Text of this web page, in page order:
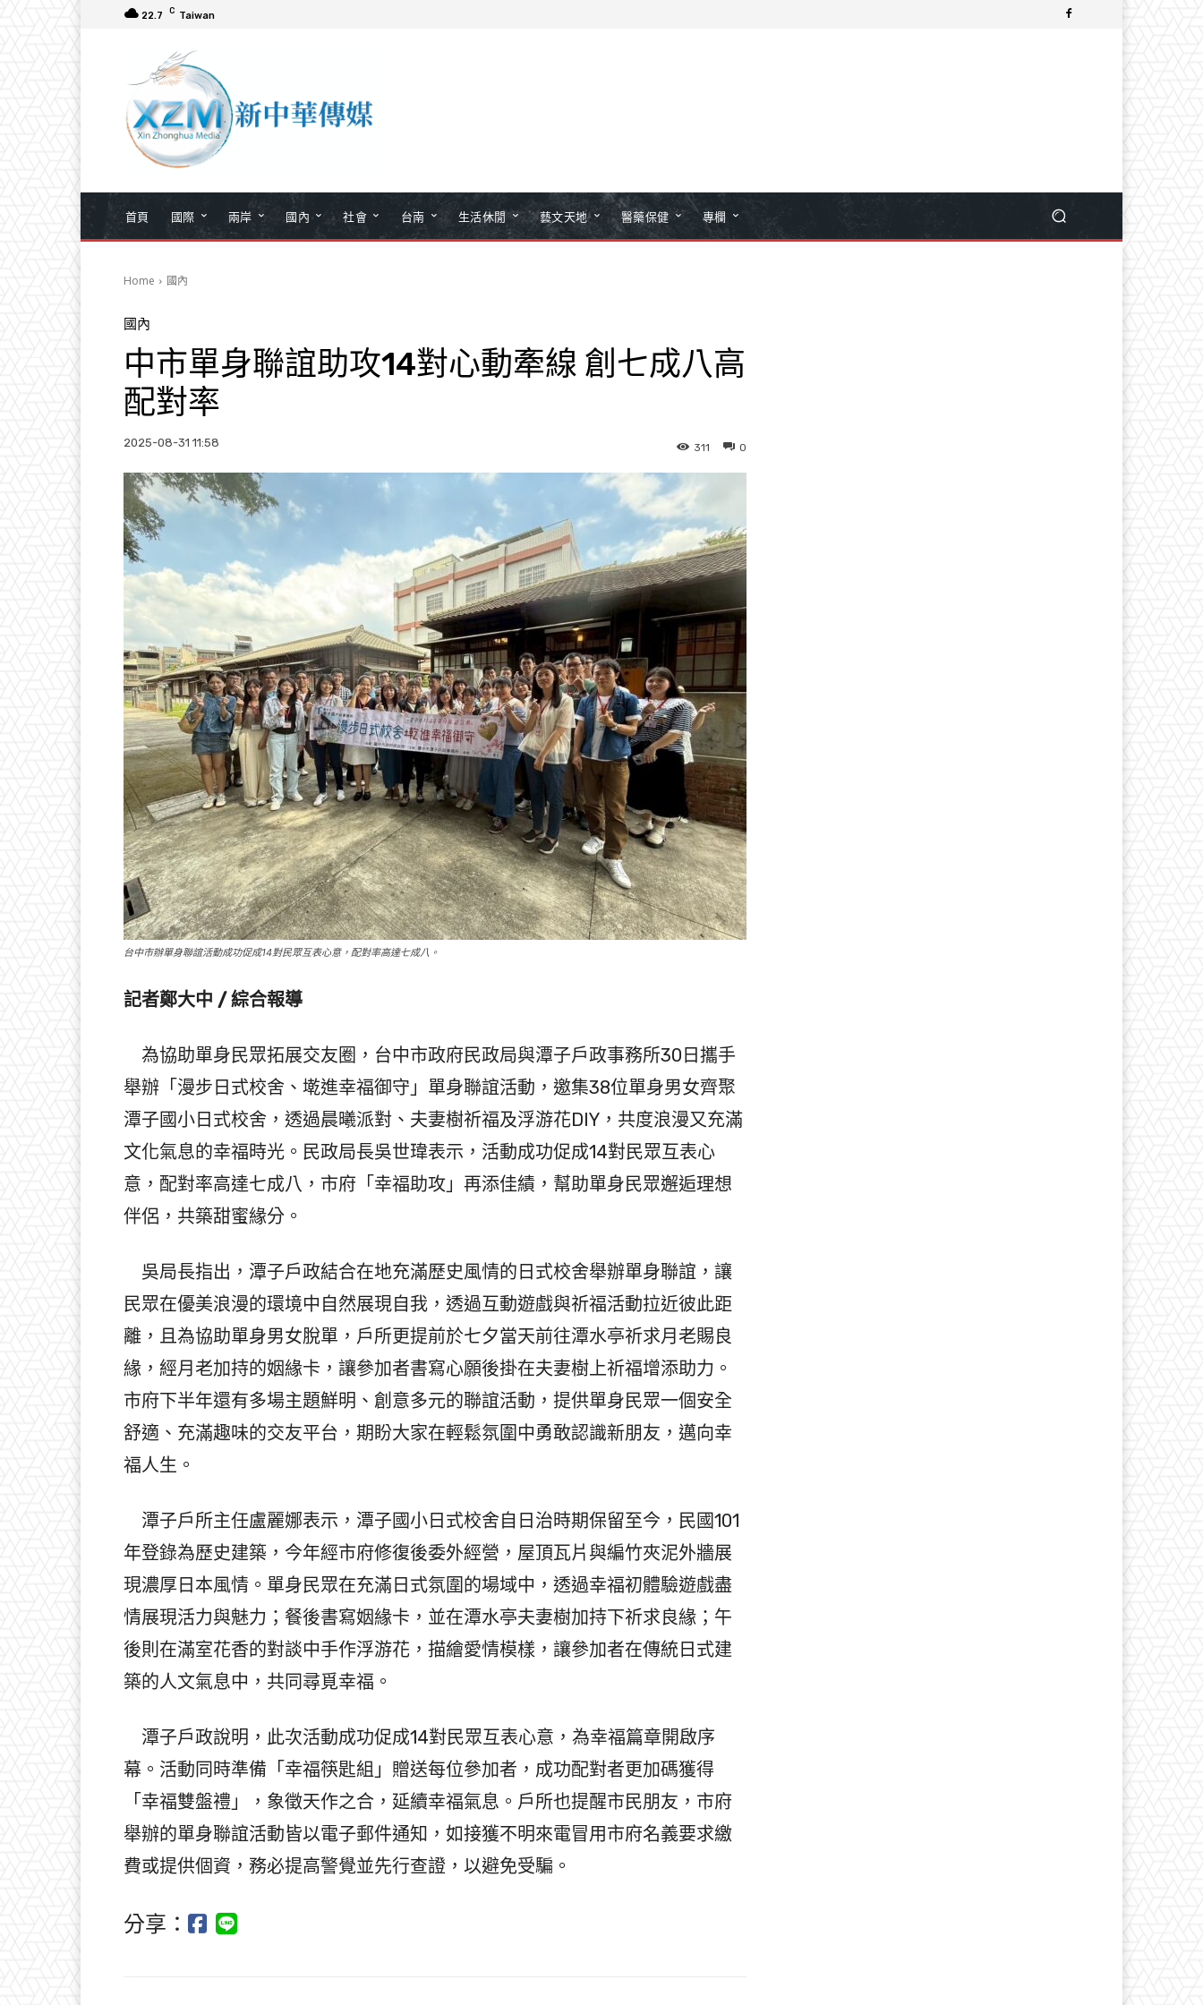
22.7 C Taiwan
首頁 國際 兩岸 國內 社會 台南 生活休閒 藝文天地 醫藥保健 專欄
Home 國內
國內
中市單身聯誼助攻14對心動牽線 創七成八高
配對率
2025-08-31 11:58 0
311
台中市辦單身聯誼活動成功促成14對民眾互表心意，配對率高達七成八。
記者鄭大中 / 綜合報導
為協助單身民眾拓展交友圈，台中市政府民政局與潭子戶政事務所30日攜手
舉辦「漫步日式校舍、墘進幸福御守」單身聯誼活動，邀集38位單身男女齊聚
潭子國小日式校舍，透過晨曦派對、夫妻樹祈福及浮游花DIY，共度浪漫又充滿
文化氣息的幸福時光。民政局長吳世瑋表示，活動成功促成14對民眾互表心
意，配對率高達七成八，市府「幸福助攻」再添佳績，幫助單身民眾邂逅理想
伴侶，共築甜蜜緣分。
吳局長指出，潭子戶政結合在地充滿歷史風情的日式校舍舉辦單身聯誼，讓
民眾在優美浪漫的環境中自然展現自我，透過互動遊戲與祈福活動拉近彼此距
離，且為協助單身男女脫單，戶所更提前於七夕當天前往潭水亭祈求月老賜良
緣，經月老加持的姻緣卡，讓參加者書寫心願後掛在夫妻樹上祈福增添助力。
市府下半年還有多場主題鮮明、創意多元的聯誼活動，提供單身民眾一個安全
舒適、充滿趣味的交友平台，期盼大家在輕鬆氛圍中勇敢認識新朋友，邁向幸
福人生。
潭子戶所主任盧麗娜表示，潭子國小日式校舍自日治時期保留至今，民國101
年登錄為歷史建築，今年經市府修復後委外經營，屋頂瓦片與編竹夾泥外牆展
現濃厚日本風情。單身民眾在充滿日式氛圍的場域中，透過幸福初體驗遊戲盡
情展現活力與魅力；餐後書寫姻緣卡，並在潭水亭夫妻樹加持下祈求良緣；午
後則在滿室花香的對談中手作浮游花，描繪愛情模樣，讓參加者在傳統日式建
築的人文氣息中，共同尋覓幸福。
潭子戶政說明，此次活動成功促成14對民眾互表心意，為幸福篇章開啟序
幕。活動同時準備「幸福筷匙組」贈送每位參加者，成功配對者更加碼獲得
「幸福雙盤禮」，象徵天作之合，延續幸福氣息。戶所也提醒市民朋友，市府
舉辦的單身聯誼活動皆以電子郵件通知，如接獲不明來電冒用市府名義要求繳
費或提供個資，務必提高警覺並先行查證，以避免受騙。
分享：